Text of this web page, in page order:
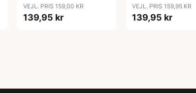
VEJL. PRIS 159,00 KR
139,95 kr
VEJL. PRIS 159,95 KR
139,95 kr